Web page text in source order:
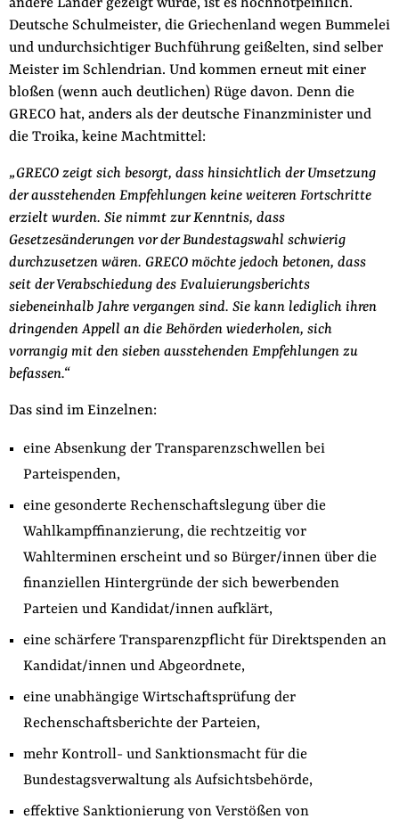
andere Länder gezeigt wurde, ist es hochnotpeinlich.
Deutsche Schulmeister, die Griechenland wegen Bummelei
und undurchsichtiger Buchführung geißelten, sind selber
Meister im Schlendrian. Und kommen erneut mit einer
bloßen (wenn auch deutlichen) Rüge davon. Denn die
GRECO hat, anders als der deutsche Finanzminister und
die Troika, keine Machtmittel:
„GRECO zeigt sich besorgt, dass hinsichtlich der Umsetzung
der ausstehenden Empfehlungen keine weiteren Fortschritte
erzielt wurden. Sie nimmt zur Kenntnis, dass
Gesetzesänderungen vor der Bundestagswahl schwierig
durchzusetzen wären. GRECO möchte jedoch betonen, dass
seit der Verabschiedung des Evaluierungsberichts
siebeneinhalb Jahre vergangen sind. Sie kann lediglich ihren
dringenden Appell an die Behörden wiederholen, sich
vorrangig mit den sieben ausstehenden Empfehlungen zu
befassen.“
Das sind im Einzelnen:
eine Absenkung der Transparenzschwellen bei
Parteispenden,
eine gesonderte Rechenschaftslegung über die
Wahlkampffinanzierung, die rechtzeitig vor
Wahlterminen erscheint und so Bürger/innen über die
finanziellen Hintergründe der sich bewerbenden
Parteien und Kandidat/innen aufklärt,
eine schärfere Transparenzpflicht für Direktspenden an
Kandidat/innen und Abgeordnete,
eine unabhängige Wirtschaftsprüfung der
Rechenschaftsberichte der Parteien,
mehr Kontroll- und Sanktionsmacht für die
Bundestagsverwaltung als Aufsichtsbehörde,
effektive Sanktionierung von Verstößen von